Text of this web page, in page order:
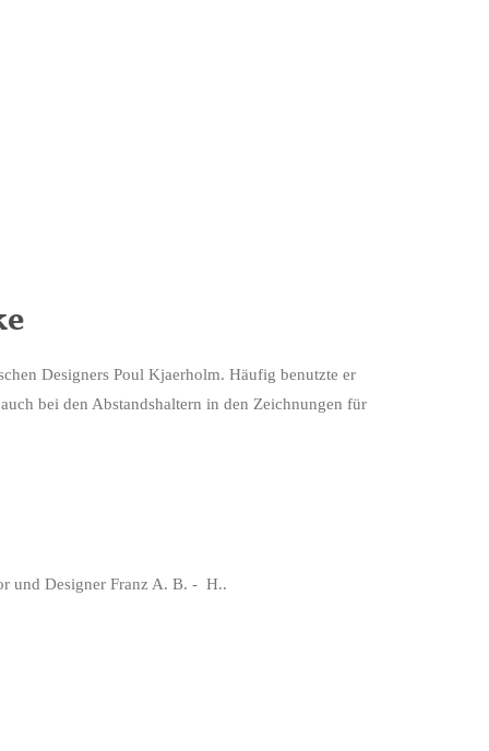
Designers Poul Kjaerholm. Häufig benutzte er
bei den Abstandshaltern in den Zeichnungen für
und Designer Franz A. B. - H..